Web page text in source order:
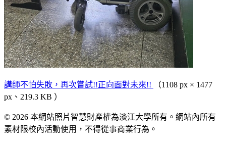
講師不怕失敗，再次嘗試!!正向面對未來!!
（1108 px × 1477
px、219.3 KB ）
© 2026 本網站照片智慧財產權為淡江大學所有。網站內所有
素材限校內活動使用，不得從事商業行為。